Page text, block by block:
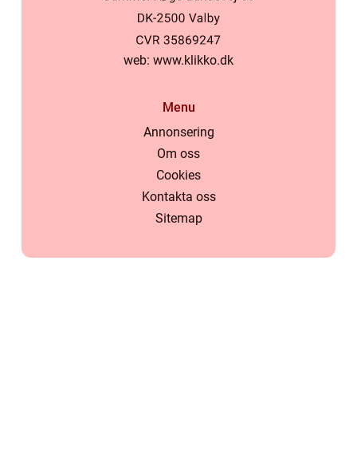
web: www.klikko.dk
Menu
Annonsering
Om oss
Cookies
Kontakta oss
Sitemap